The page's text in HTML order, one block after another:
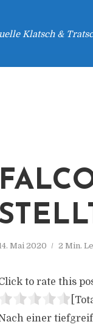
Klatsch &
Mai 2020 2 Min.
to rate this
einer